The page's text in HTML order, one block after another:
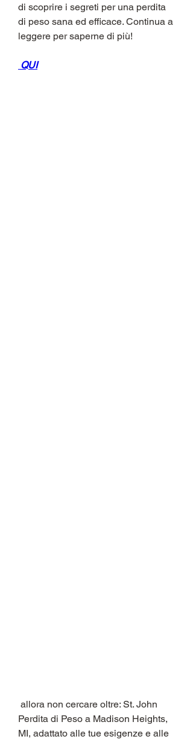
di scoprire i segreti per una perdita
di peso sana ed efficace. Continua a
leggere per saperne di più!
QUI
Perdita di Peso a Madison Heights,
MI, adattato alle tue esigenze e alle